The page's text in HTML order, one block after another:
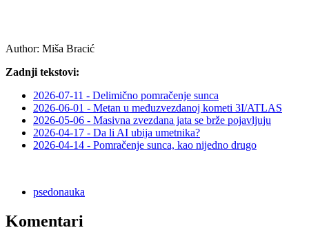
Author: Miša Bracić
Zadnji tekstovi:
2026-07-11 - Delimično pomračenje sunca
2026-06-01 - Metan u međuzvezdanoj kometi 3I/ATLAS
2026-05-06 - Masivna zvezdana jata se brže pojavljuju
2026-04-17 - Da li AI ubija umetnika?
2026-04-14 - Pomračenje sunca, kao nijedno drugo
psedonauka
Komentari